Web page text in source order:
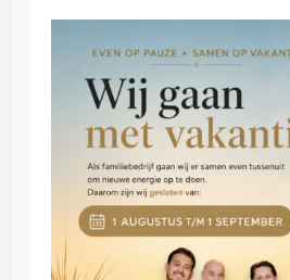
Zaterdag: 09:30 – 16:30
Dinsdag t/m donderdag op afspraak
Klantenservice
Blog